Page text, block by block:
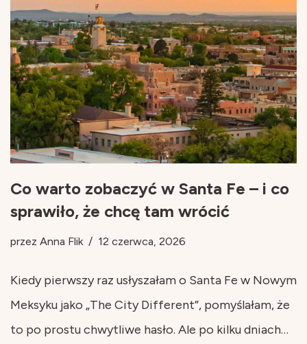
Co warto zobaczyć w Santa Fe – i co
sprawiło, że chcę tam wrócić
przez Anna Flik 12 czerwca, 2026
Kiedy pierwszy raz usłyszałam o Santa Fe w Nowym
Meksyku jako „The City Different”, pomyślałam, że
to po prostu chwytliwe hasło. Ale po kilku dniach…